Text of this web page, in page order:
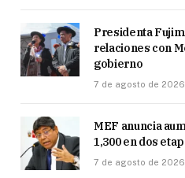
Presidenta
relaciones con
gobierno
7 de agosto de 2026
MEF anuncia
1,300 en dos
7 de agosto de 2026